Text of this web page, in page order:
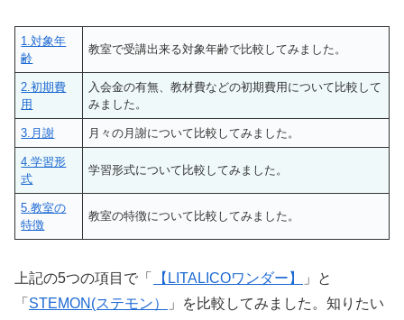
1.対象年
齢
教室で受講出来る対象年齢で比較してみました。
2.初期費
用
入会金の有無、教材費などの初期費用について比較して
みました。
3.月謝 月々の月謝について比較してみました。
4.学習形
式
学習形式について比較してみました。
5.教室の
特徴
教室の特徴について比較してみました。
上記の5つの項目で「 【LITALICOワンダー】
」と
「 STEMON(ステモン）
」を比較してみました。知りたい